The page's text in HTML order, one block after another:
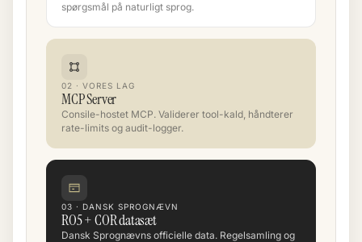
spørgsmål på naturligt sprog.
02 · VORES LAG
MCP Server
Consile-hostet MCP. Validerer tool-kald, håndterer
rate-limits og audit-logger.
03 · DANSK SPROGNÆVN
RO5 + COR datasæt
Dansk Sprognævns officielle data. Regelsamling og